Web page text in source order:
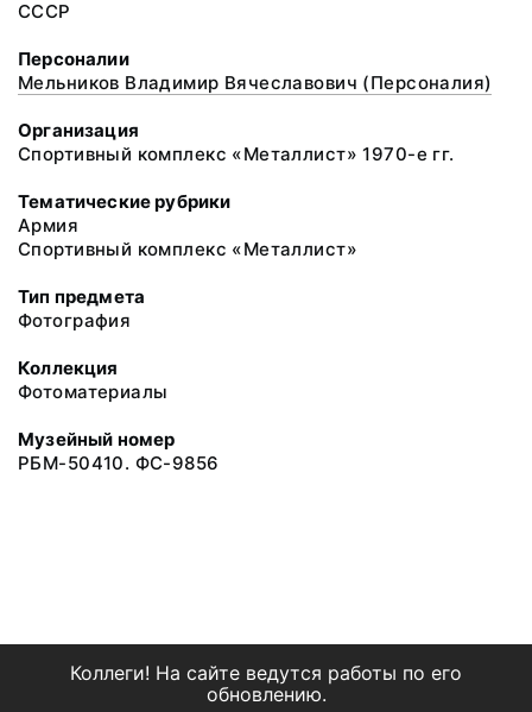
СССР
Персоналии
Мельников Владимир Вячеславович (Персоналия)
Организация
Спортивный комплекс «Металлист» 1970-е гг.
Тематические рубрики
Армия
Спортивный комплекс «Металлист»
Тип предмета
Фотография
Коллекция
Фотоматериалы
Музейный номер
РБМ-50410. ФС-9856
Коллеги! На сайте ведутся работы по его
обновлению.